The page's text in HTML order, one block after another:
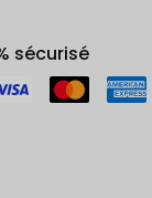
sécurisé